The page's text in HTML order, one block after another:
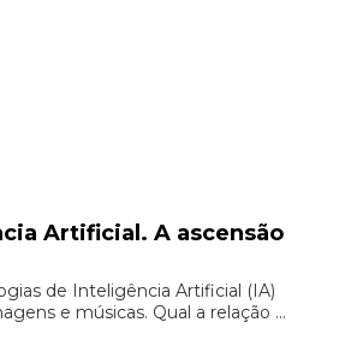
Artificial. A ascensão
de Inteligência Artificial (IA)
e músicas. Qual a relação ...